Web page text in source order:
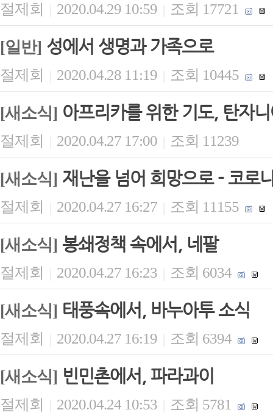
절제회 | 2020.04.29 10:59 | 조회 17721
[일반] 성에서 생명과 가족으로
절제회 | 2020.04.28 11:19 | 조회 10445
[새소식] 아프리카를 위한 기도, 탄자
절제회 | 2020.04.27 17:00 | 조회 11239
[새소식] 재난을 넘어 희망으로 - 코로
절제회 | 2020.04.27 16:27 | 조회 11155
[새소식] 봉쇄정책 속에서, 네팔
절제회 | 2020.04.27 16:23 | 조회 6034
[새소식] 태풍속에서, 바누아투 소식
절제회 | 2020.04.27 16:19 | 조회 6394
[새소식] 빈민촌에서, 파라과이
절제회 | 2020.04.24 10:53 | 조회 5781